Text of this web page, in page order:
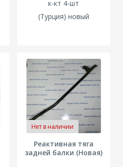
к-кт 4-шт
(Турция) новый
Нет в наличии
Реактивная тяга
задней балки (Новая)